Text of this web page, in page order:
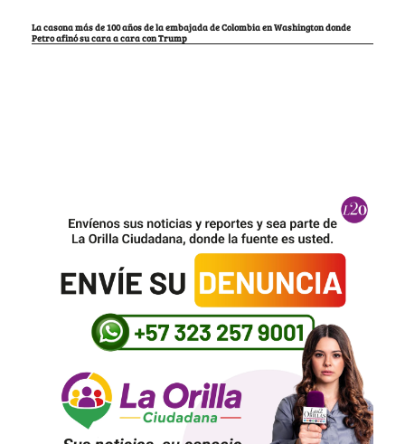
La casona más de 100 años de la embajada de Colombia en Washington donde
Petro afinó su cara a cara con Trump